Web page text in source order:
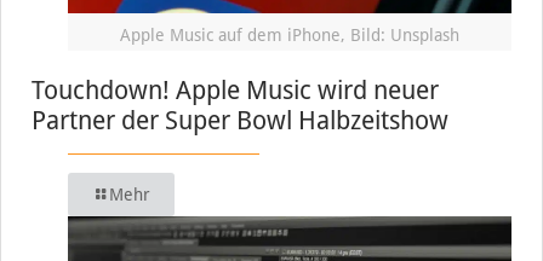
Apple Music auf dem iPhone, Bild: Unsplash
Touchdown! Apple Music wird neuer
Partner der Super Bowl Halbzeitshow
Mehr